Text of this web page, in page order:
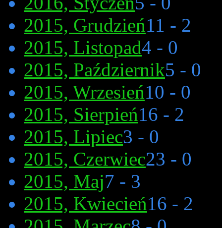
2015, Grudzień11 - 2
2015, Listopad4 - 0
2015, Październik5 - 0
2015, Wrzesień10 - 0
2015, Sierpień16 - 2
2015, Lipiec3 - 0
2015, Czerwiec23 - 0
2015, Maj7 - 3
2015, Kwiecień16 - 2